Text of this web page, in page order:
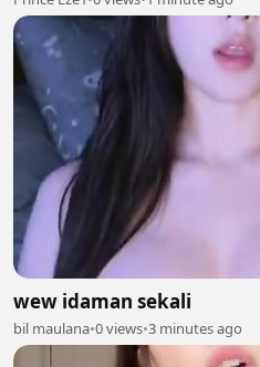
wew idaman sekali
bil maulana•0 views•3 minutes ago